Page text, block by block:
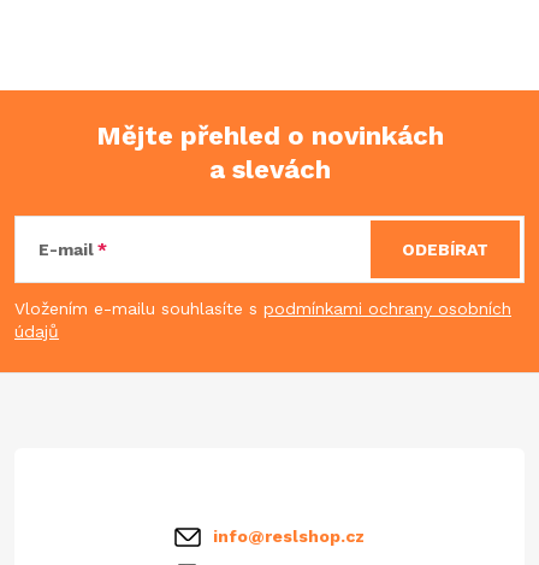
p
a
Mějte přehled o novinkách
a slevách
E-mail
Vložením e-mailu souhlasíte s podmínkami ochrany osobních
údajů
ODEBÍRAT
info@reslshop.cz